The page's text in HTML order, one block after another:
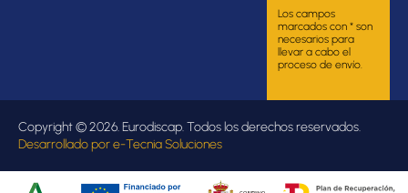
Los campos
marcados con * son
necesarios para
llevar a cabo el
proceso de envío.
Copyright © 2026. Eurodiscap. Todos los derechos reservados.
Desarrollado pore-Tecnia Soluciones